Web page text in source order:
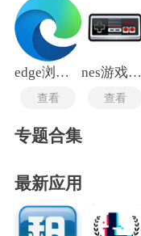
edge浏览器手机版
查看
nes游戏中心
查看
专题合集
最新应用